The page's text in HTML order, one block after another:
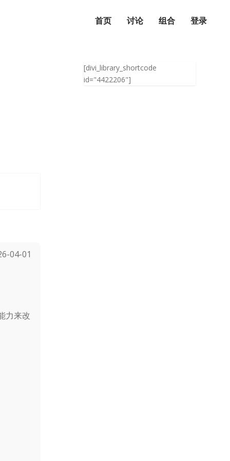
首页 讨论 组合 登录
04-01
力来改
[divi_library_shortcode
id="4422206"]